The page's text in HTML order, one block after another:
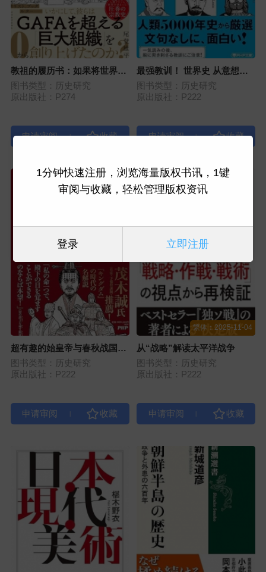
教祖的履历书：如果将世界级
教祖比作企业家
图书类型：历史研究
原出版社：P274
|
最强教训！ 世界史 从意想不
到的结局中汲取经验
图书类型：历史研究
原出版社：P222
|
超有趣的始皇帝与春秋战国时
代
图书类型：历史研究
原出版社：P222
繁体：2025-11-04
从“战略”解读太平洋战争
图书类型：历史研究
原出版社：P222
1分钟快速注册，浏览海量版权书讯，1键
审阅与收藏，轻松管理版权资讯
登录 立即注册